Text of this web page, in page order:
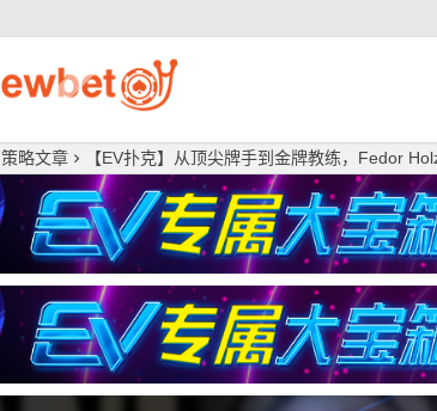
策略文章 【EV扑克】从顶尖牌手到金牌教练，Fedor